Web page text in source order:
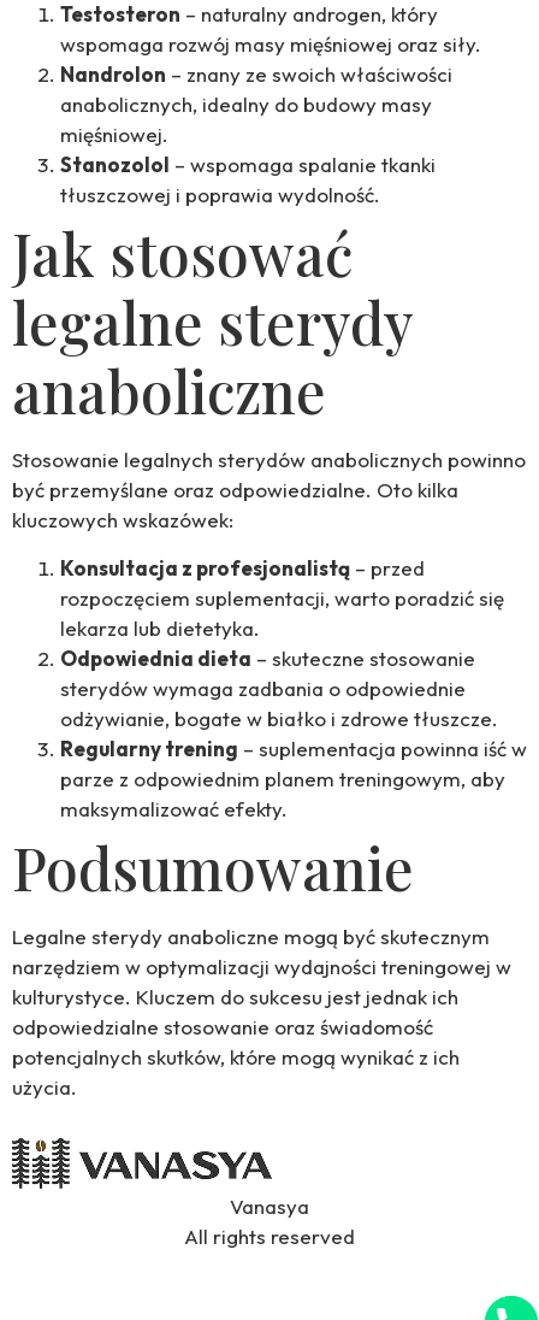
Testosteron – naturalny androgen, który
wspomaga rozwój masy mięśniowej oraz siły.
Nandrolon – znany ze swoich właściwości
anabolicznych, idealny do budowy masy
mięśniowej.
Stanozolol – wspomaga spalanie tkanki
tłuszczowej i poprawia wydolność.
Jak stosować
legalne sterydy
anaboliczne
Stosowanie legalnych sterydów anabolicznych powinno
być przemyślane oraz odpowiedzialne. Oto kilka
kluczowych wskazówek:
Konsultacja z profesjonalistą – przed
rozpoczęciem suplementacji, warto poradzić się
lekarza lub dietetyka.
Odpowiednia dieta – skuteczne stosowanie
sterydów wymaga zadbania o odpowiednie
odżywianie, bogate w białko i zdrowe tłuszcze.
Regularny trening – suplementacja powinna iść w
parze z odpowiednim planem treningowym, aby
maksymalizować efekty.
Podsumowanie
Legalne sterydy anaboliczne mogą być skutecznym
narzędziem w optymalizacji wydajności treningowej w
kulturystyce. Kluczem do sukcesu jest jednak ich
odpowiedzialne stosowanie oraz świadomość
potencjalnych skutków, które mogą wynikać z ich
użycia.
Vanasya
All rights reserved